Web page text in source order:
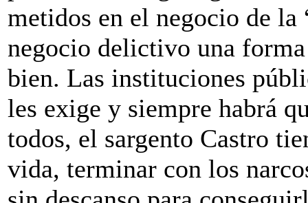
metidos en el negocio de la
negocio delictivo una
bien. Las instituciones
les exige y siempre habrá
todos, el sargento Castro
vida, terminar con los